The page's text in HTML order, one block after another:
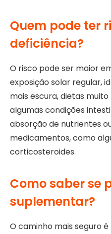
Quem pode ter
deficiência?
O risco pode ser maior
exposição solar regular,
mais escura, dietas
algumas condições
absorção de nutrientes
medicamentos, como
corticosteroides.
Como saber se
suplementar?
O caminho mais seguro